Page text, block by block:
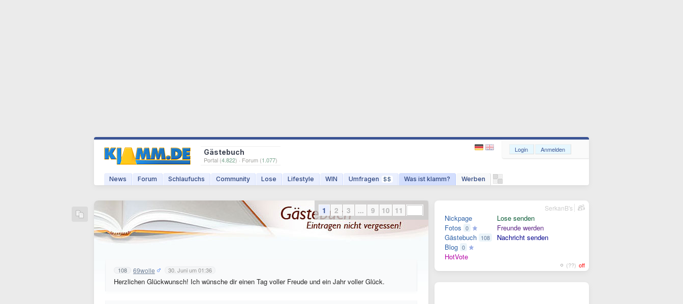
Gästebuch
Portal (4.822) · Forum (1.077)
News Forum Schlaufuchs Community Lose Lifestyle WIN Umfragen $$ Was ist klamm? Werben
Login Anmelden
108 69wolle 30. Juni um 01:36
Herzlichen Glückwunsch! Ich wünsche dir einen Tag voller Freude und ein Jahr voller Glück.
1 2 3 ... 9 10 11
Nickpage
Fotos 0
Gästebuch 108
Blog 0
HotVote
Lose senden
Freunde werden
Nachricht senden
(??) off
SerkanB's